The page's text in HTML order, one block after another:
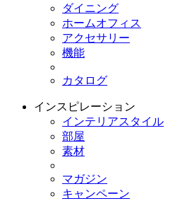
ダイニング
ホームオフィス
アクセサリー
機能
カタログ
インスピレーション
インテリアスタイル
部屋
素材
マガジン
キャンペーン